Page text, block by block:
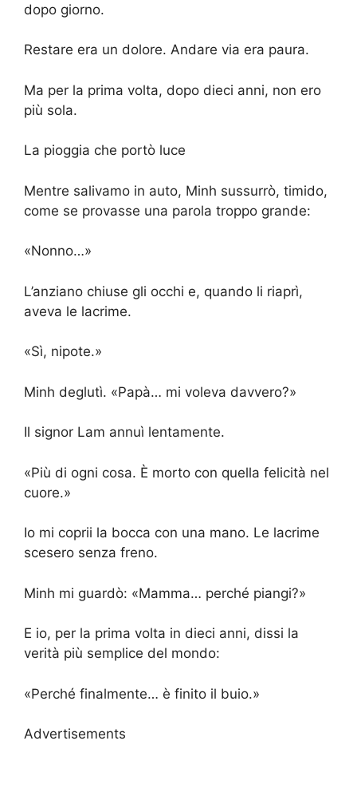
dopo giorno.
Restare era un dolore. Andare via era paura.
Ma per la prima volta, dopo dieci anni, non ero
più sola.
La pioggia che portò luce
Mentre salivamo in auto, Minh sussurrò, timido,
come se provasse una parola troppo grande:
«Nonno…»
L’anziano chiuse gli occhi e, quando li riaprì,
aveva le lacrime.
«Sì, nipote.»
Minh deglutì. «Papà… mi voleva davvero?»
Il signor Lam annuì lentamente.
«Più di ogni cosa. È morto con quella felicità nel
cuore.»
Io mi coprii la bocca con una mano. Le lacrime
scesero senza freno.
Minh mi guardò: «Mamma… perché piangi?»
E io, per la prima volta in dieci anni, dissi la
verità più semplice del mondo:
«Perché finalmente… è finito il buio.»
Advertisements